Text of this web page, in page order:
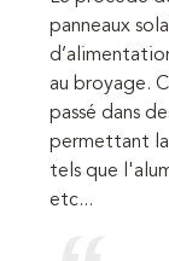
panneaux
au broyage.
passé dans
permettant
tels que
etc...